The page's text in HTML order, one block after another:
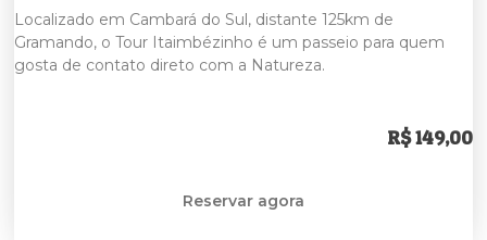
Localizado em Cambará do Sul, distante 125km de
Gramando, o Tour Itaimbézinho é um passeio para quem
gosta de contato direto com a Natureza.
R$ 149,00
Reservar agora